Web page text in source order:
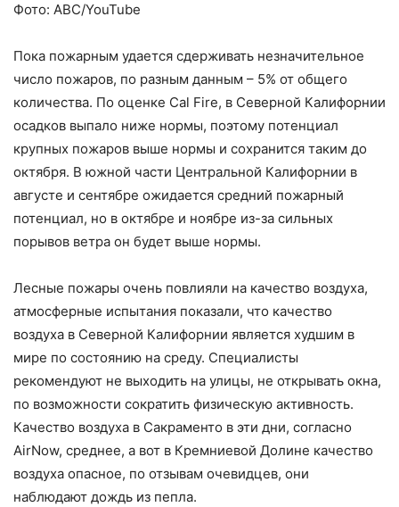
Фото: ABC/YouTube
Пока пожарным удается сдерживать незначительное
число пожаров, по разным данным – 5% от общего
количества. По оценке Cal Fire, в Северной Калифорнии
осадков выпало ниже нормы, поэтому потенциал
крупных пожаров выше нормы и сохранится таким до
октября. В южной части Центральной Калифорнии в
августе и сентябре ожидается средний пожарный
потенциал, но в октябре и ноябре из-за сильных
порывов ветра он будет выше нормы.
Лесные пожары очень повлияли на качество воздуха,
атмосферные испытания показали, что качество
воздуха в Северной Калифорнии является худшим в
мире по состоянию на среду. Специалисты
рекомендуют не выходить на улицы, не открывать окна,
по возможности сократить физическую активность.
Качество воздуха в Сакраменто в эти дни, согласно
AirNow, среднее, a вот в Кремниевой Долине качество
воздуха опасное, по отзывам очевидцев, они
наблюдают дождь из пепла.